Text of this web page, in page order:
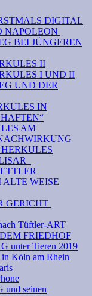
DIGITAL
NAPOLEON
BEI JÜNGEREN
II
I UND II
UND DER
IN
AM
WEISE
GERICHT
Tüftler-ART
FRIEDHOF
unter Tieren 2019
Köln am Rhein
und seinen